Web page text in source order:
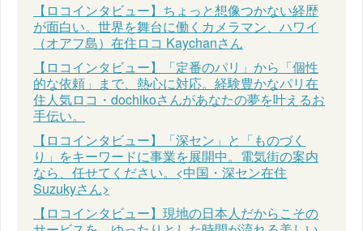
【ロコインタビュー】ちょっと想像つかない経歴
が面白い。世界を舞台に働くカメラマン、ハワイ
（オアフ島）在住ロコ Kaychanさん
【ロコインタビュー】「定番のパリ」から「個性
的な依頼」まで、熱心に対応。経験豊かなパリ在
住人気ロコ・dochikoさんがあなたの夢を叶えるお
手伝い。
【ロコインタビュー】「深セン」と「ものづく
り」をキーワードに事業を展開中。電気街の案内
なら、任せてください。<中国・深セン在住
Suzukyさん>
【ロコインタビュー】現地の日本人だからこその